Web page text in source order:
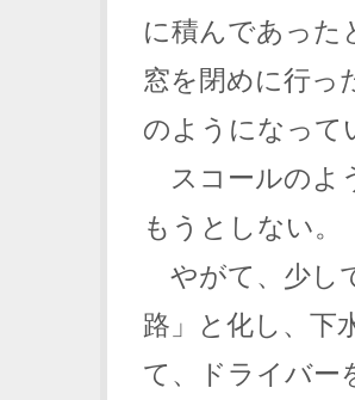
に積んであった
窓を閉めに行っ
のようになって
スコールのよ
もうとしない。
やがて、少し
路」と化し、下
て、ドライバー